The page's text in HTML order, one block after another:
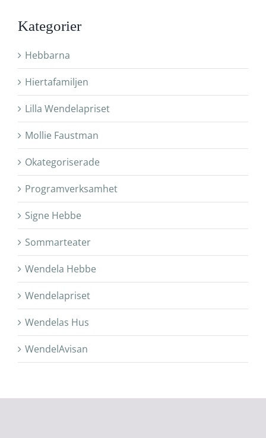
Kategorier
Hebbarna
Hiertafamiljen
Lilla Wendelapriset
Mollie Faustman
Okategoriserade
Programverksamhet
Signe Hebbe
Sommarteater
Wendela Hebbe
Wendelapriset
Wendelas Hus
WendelAvisan